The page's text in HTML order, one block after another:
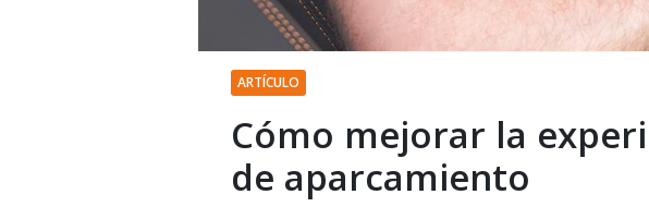
ARTÍCULO
Cómo mejorar la
de aparcamiento